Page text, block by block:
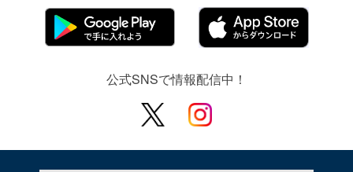
公式SNSで情報配信中！